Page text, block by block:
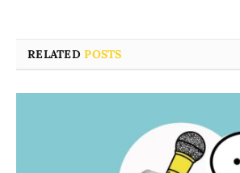
RELATEDPOSTS